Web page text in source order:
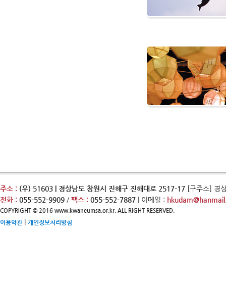
주소 : (우) 51603 | 경상남도 창원시 진해구 진해대로 2517-17 [구주소] 경
전화 : 055-552-9909 / 팩스 : 055-552-7887 | 이메일 :
COPYRIGHT © 2016 www.kwaneumsa.or.kr. ALL RIGHT RESERVED.
이용약관| 개인정보처리방침